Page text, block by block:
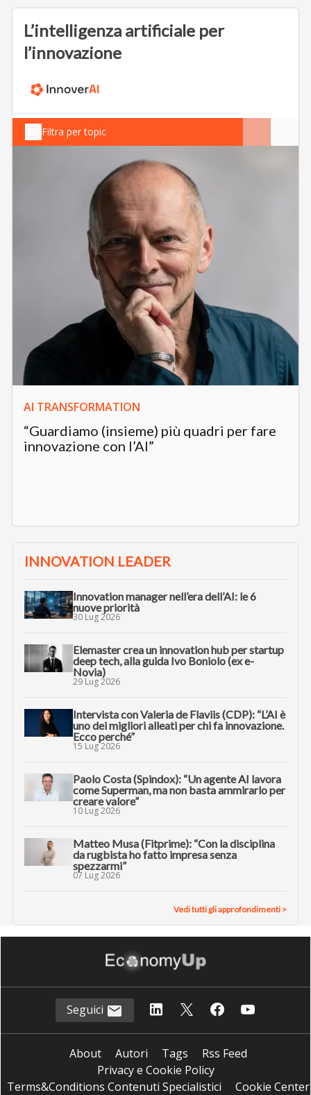
L’intelligenza artificiale per
l’innovazione
Filtra per topic
AI TRANSFORMATION
“Guardiamo (insieme) più quadri per fare
innovazione con l’AI”
INNOVATION LEADER
Innovation manager nell’era dell’AI: le 6
nuove priorità
30 Lug 2026
Elemaster crea un innovation hub per startup
deep tech, alla guida Ivo Boniolo (ex e-
Novia)
29 Lug 2026
Intervista con Valeria de Flaviis (CDP): “L’AI è
uno dei migliori alleati per chi fa innovazione.
Ecco perché”
15 Lug 2026
Paolo Costa (Spindox): “Un agente AI lavora
come Superman, ma non basta ammirarlo per
creare valore”
10 Lug 2026
Matteo Musa (Fitprime): “Con la disciplina
da rugbista ho fatto impresa senza
spezzarmi”
07 Lug 2026
Vedi tutti gli approfondimenti >
Seguici
About Autori Tags
Rss Feed
Privacy e Cookie Policy
Terms&Conditions Contenuti Specialistici
Cookie Center